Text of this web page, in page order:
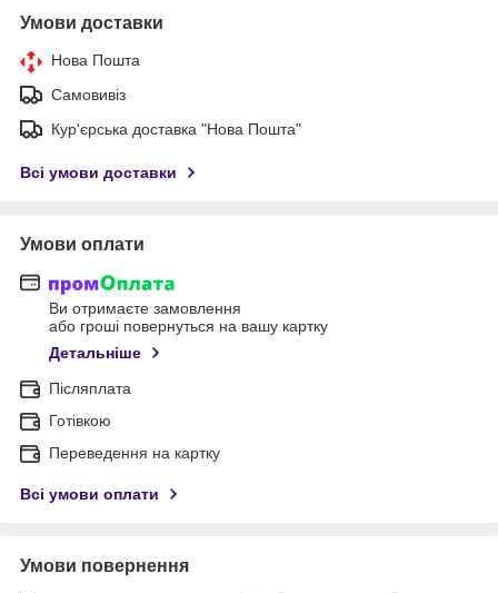
Умови доставки
Нова Пошта
Самовивіз
Кур'єрська доставка "Нова Пошта"
Всі умови доставки
Умови оплати
Ви отримаєте замовлення
або гроші повернуться на вашу картку
Детальніше
Післяплата
Готівкою
Переведення на картку
Всі умови оплати
Умови повернення